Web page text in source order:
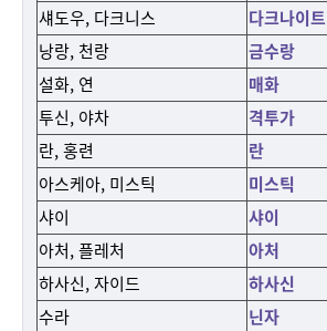
섀도우, 다크니스
다크나이트
낭랑, 천랑
금수랑
설화, 연
매화
투신, 야차
격투가
란, 홍련
란
아스케아, 미스틱
미스틱
샤이
샤이
아처, 플레처
아처
하사신, 자이드
하사신
수라
닌자